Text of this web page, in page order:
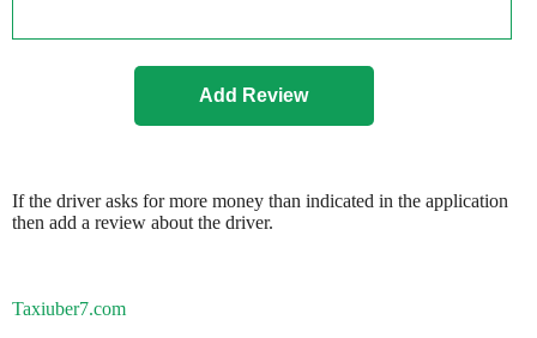
If the driver asks for more money than indicated in the application
then add a review about the driver.
Taxiuber7.com